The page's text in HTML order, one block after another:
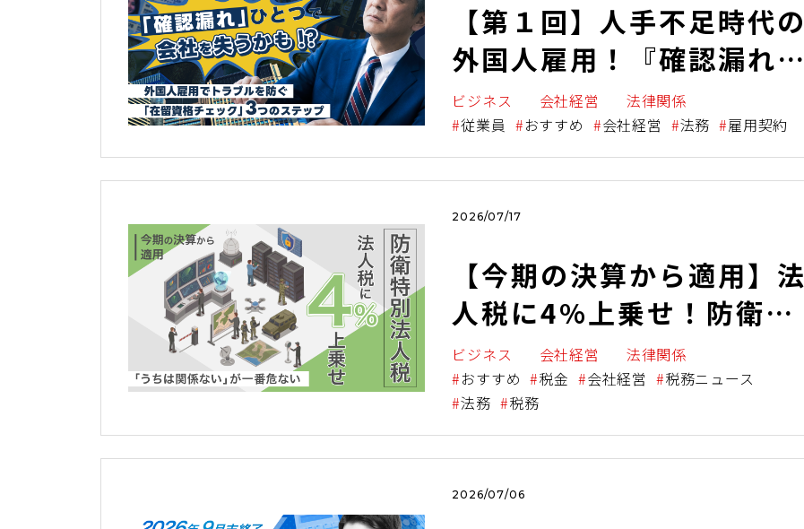
【第１回】人手不足時代の
外国人雇用！『確認漏れ』
ひとつで、会社を失うか
も！？
ビジネス 会社経営
法律関係
従業員
おすすめ 会社経営 法務 雇用契約
2026/07/17
【今期の決算から適用】法
人税に4%上乗せ！防衛特
別法人税、「うちは関係な
い」が一番危ない！
ビジネス 会社経営
法律関係
おすすめ
税金 会社経営
税務ニュース
法務
税務
2026/07/06